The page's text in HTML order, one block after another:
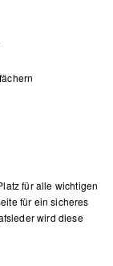
für alle wichtigen
für ein sicheres
wird diese